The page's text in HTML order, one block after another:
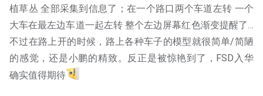
植草丛 全部采集到信息了；在一个路口两个车道左转 一个
大车在最左边车道一起左转 整个左边屏幕红色渐变提醒了…
不过在路上开的时候，路上各种车子的模型就很简单/简陋
的感觉，还是小鹏的精致。反正是被惊艳到了，FSD入华
确实值得期待